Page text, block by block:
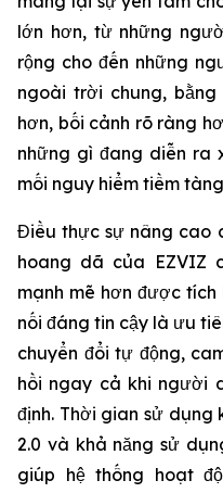
lớn hơn, từ những
rộng cho đến những
ngoài trời chung,
hơn, bối cảnh rõ ràng
những gì đang diễn ra
mối nguy hiểm tiềm
Điều thực sự nâng cao
hoang dã của EZVIZ
mạnh mẽ hơn được
nối đáng tin cậy là ưu
chuyển đổi tự động,
hồi ngay cả khi người
định. Thời gian sử
2.0 và khả năng sử
giúp hệ thống hoạt